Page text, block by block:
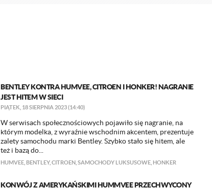
BENTLEY KONTRA HUMVEE, CITROEN I HONKER! NAGRANIE
JEST HITEM W SIECI
PIĄTEK, 18 SIERPNIA 2023 (14:40)
W serwisach społecznościowych pojawiło się nagranie, na
którym modelka, z wyraźnie wschodnim akcentem, prezentuje
zalety samochodu marki Bentley. Szybko stało się hitem, ale
też i bazą do...
HUMVEE BENTLEY, CITROEN SAMOCHODY LUKSUSOWE HONKER
KONWÓJ Z AMERYKAŃSKIMI HUMMVEE PRZECHWYCONY